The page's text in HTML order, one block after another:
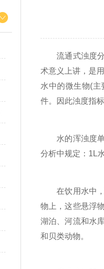
流通式浊度分
术意义上讲，是
水中的微生物(
件。因此浊度指
水的浑浊度单
分析中规定：1L
在饮用水中，
物上，这些悬浮
湖泊、河流和水
和贝类动物。